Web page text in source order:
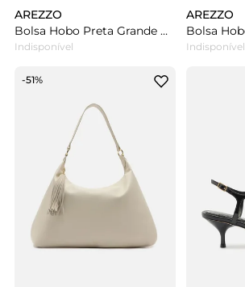
AREZZO
Bolsa Hobo Preta Grande Barbicacho
Indisponível
AREZZO
Indisponível
-51%